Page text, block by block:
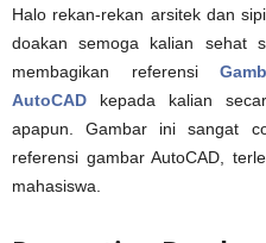
Halo rekan-rekan arsitek dan
doakan semoga kalian sehat
membagikan referensi
AutoCAD kepada kalian
apapun. Gambar ini sangat
referensi gambar AutoCAD,
mahasiswa.